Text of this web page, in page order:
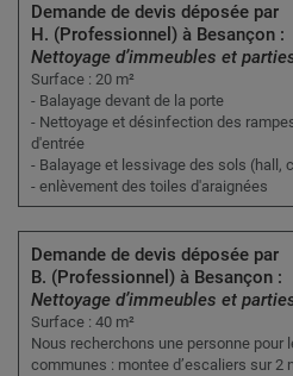
Demande de devis déposée par
H. (Professionnel) à Besançon :
Nettoyage d’immeubles et
Surface : 20 m²
- Balayage devant de la porte
- Nettoyage et désinfection des
d'entrée
- Balayage et lessivage des sols (hall,
- enlèvement des toiles d'araignées
Demande de devis déposée par
B. (Professionnel) à Besançon :
Nettoyage d’immeubles et
Surface : 40 m²
Nous recherchons une personne pour
communes : montee d’escaliers sur 2